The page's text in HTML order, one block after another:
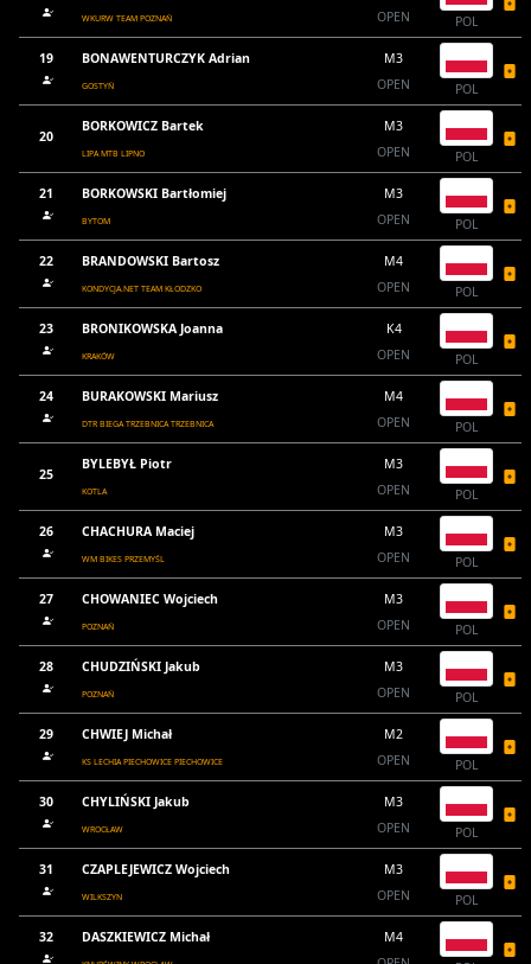
WKURW TEAM POZNAŃ
OPEN
POL
19 BONAWENTURCZYK Adrian
GOSTYŃ
M3
OPEN
POL
20
BORKOWICZ Bartek
LIPA MTB LIPNO
M3
OPEN
POL
21 BORKOWSKI Bartłomiej
BYTOM
M3
OPEN
POL
22 BRANDOWSKI Bartosz
KONDYCJA.NET TEAM KŁODZKO
M4
OPEN
POL
23 BRONIKOWSKA Joanna
KRAKÓW
K4
OPEN
POL
24 BURAKOWSKI Mariusz
DTR BIEGA TRZEBNICA TRZEBNICA
M4
OPEN
POL
25
BYLEBYŁ Piotr
KOTLA
M3
OPEN
POL
26 CHACHURA Maciej
WM BIKES PRZEMYŚL
M3
OPEN
POL
27 CHOWANIEC Wojciech
POZNAŃ
M3
OPEN
POL
28 CHUDZIŃSKI Jakub
POZNAŃ
M3
OPEN
POL
29 CHWIEJ Michał
KS LECHIA PIECHOWICE PIECHOWICE
M2
OPEN
POL
30 CHYLIŃSKI Jakub
WROCŁAW
M3
OPEN
POL
31 CZAPLEJEWICZ Wojciech
WILKSZYN
M3
OPEN
POL
32 DASZKIEWICZ Michał
M4